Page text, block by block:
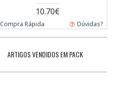
10.70€
Compra Rápida Dúvidas?
ARTIGOS VENDIDOS EM PACK